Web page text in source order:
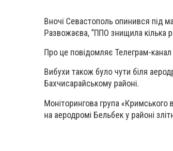
Вночі Севастополь опинився під
Развожаєва, “ППО знищила кілька
Про це повідомляє Телеграм-
Вибухи також було чути біля
Бахчисарайському районі.
Моніторингова група «Кримського
на аеродромі Бельбек у районі